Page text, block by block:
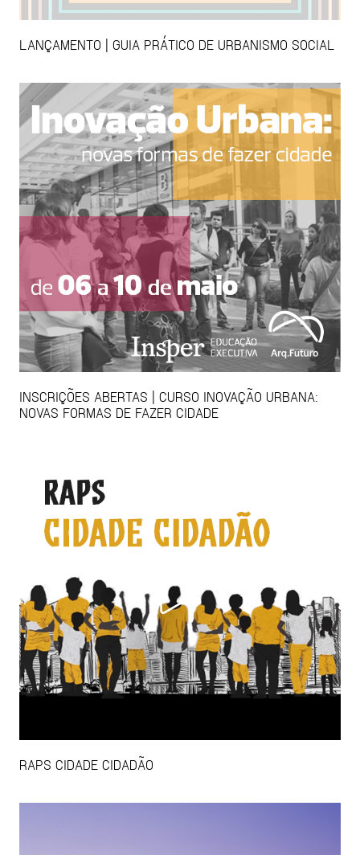
LANÇAMENTO | GUIA PRÁTICO DE URBANISMO SOCIAL
INSCRIÇÕES ABERTAS | CURSO INOVAÇÃO URBANA:
NOVAS FORMAS DE FAZER CIDADE
RAPS CIDADE CIDADÃO